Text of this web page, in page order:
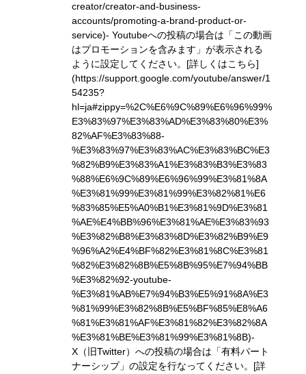
creator/creator-and-business-
accounts/promoting-a-brand-product-or-
service)- Youtubeへの投稿の場合は「この動画
はプロモーションを含みます」が表示される
ように設定してください。 [詳しくはこちら]
(https://support.google.com/youtube/answer/1
54235?
hl=ja#zippy=%2C%E6%9C%89%E6%96%99%
E3%83%97%E3%83%AD%E3%83%80%E3%
82%AF%E3%83%88-
%E3%83%97%E3%83%AC%E3%83%BC%E3
%82%B9%E3%83%A1%E3%83%B3%E3%83
%88%E6%9C%89%E6%96%99%E3%81%8A
%E3%81%99%E3%81%99%E3%82%81%E6
%83%85%E5%A0%B1%E3%81%9D%E3%81
%AE%E4%BB%96%E3%81%AE%E3%83%93
%E3%82%B8%E3%83%8D%E3%82%B9%E9
%96%A2%E4%BF%82%E3%81%8C%E3%81
%82%E3%82%8B%E5%8B%95%E7%94%BB
%E3%82%92-youtube-
%E3%81%AB%E7%94%B3%E5%91%8A%E3
%81%99%E3%82%8B%E5%BF%85%E8%A6
%81%E3%81%AF%E3%81%82%E3%82%8A
%E3%81%BE%E3%81%99%E3%81%8B)-
X（旧Twitter）への投稿の場合は「有料パート
ナーシップ」の設定を行なってください。 [詳